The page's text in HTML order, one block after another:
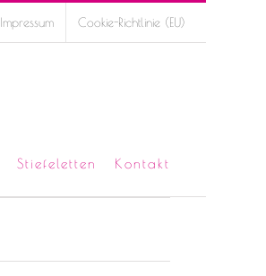
Impressum Cookie-Richtlinie (EU)
Stiefeletten Kontakt